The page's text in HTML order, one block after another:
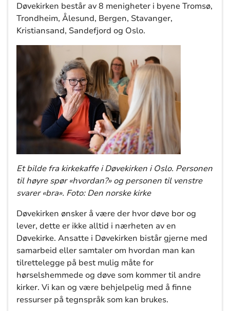
Døvekirken består av 8 menigheter i byene Tromsø,
Trondheim, Ålesund, Bergen, Stavanger,
Kristiansand, Sandefjord og Oslo.
Et bilde fra kirkekaffe i Døvekirken i Oslo. Personen
til høyre spør «hvordan?» og personen til venstre
svarer «bra». Foto: Den norske kirke
Døvekirken ønsker å være der hvor døve bor og
lever, dette er ikke alltid i nærheten av en
Døvekirke. Ansatte i Døvekirken bistår gjerne med
samarbeid eller samtaler om hvordan man kan
tilrettelegge på best mulig måte for
hørselshemmede og døve som kommer til andre
kirker. Vi kan og være behjelpelig med å finne
ressurser på tegnspråk som kan brukes.